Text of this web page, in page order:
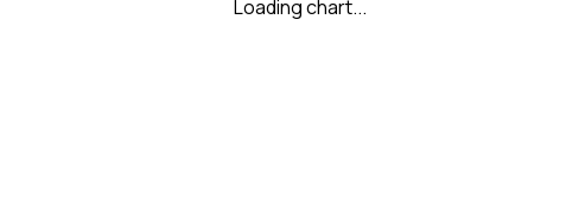
Loading chart...